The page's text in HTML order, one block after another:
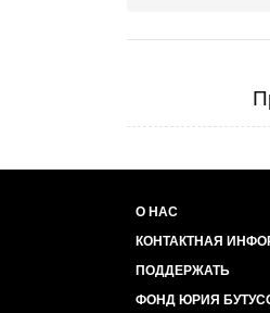
О НАС
КОНТАКТНАЯ
ПОДДЕРЖАТЬ
ФОНД ЮРИЯ